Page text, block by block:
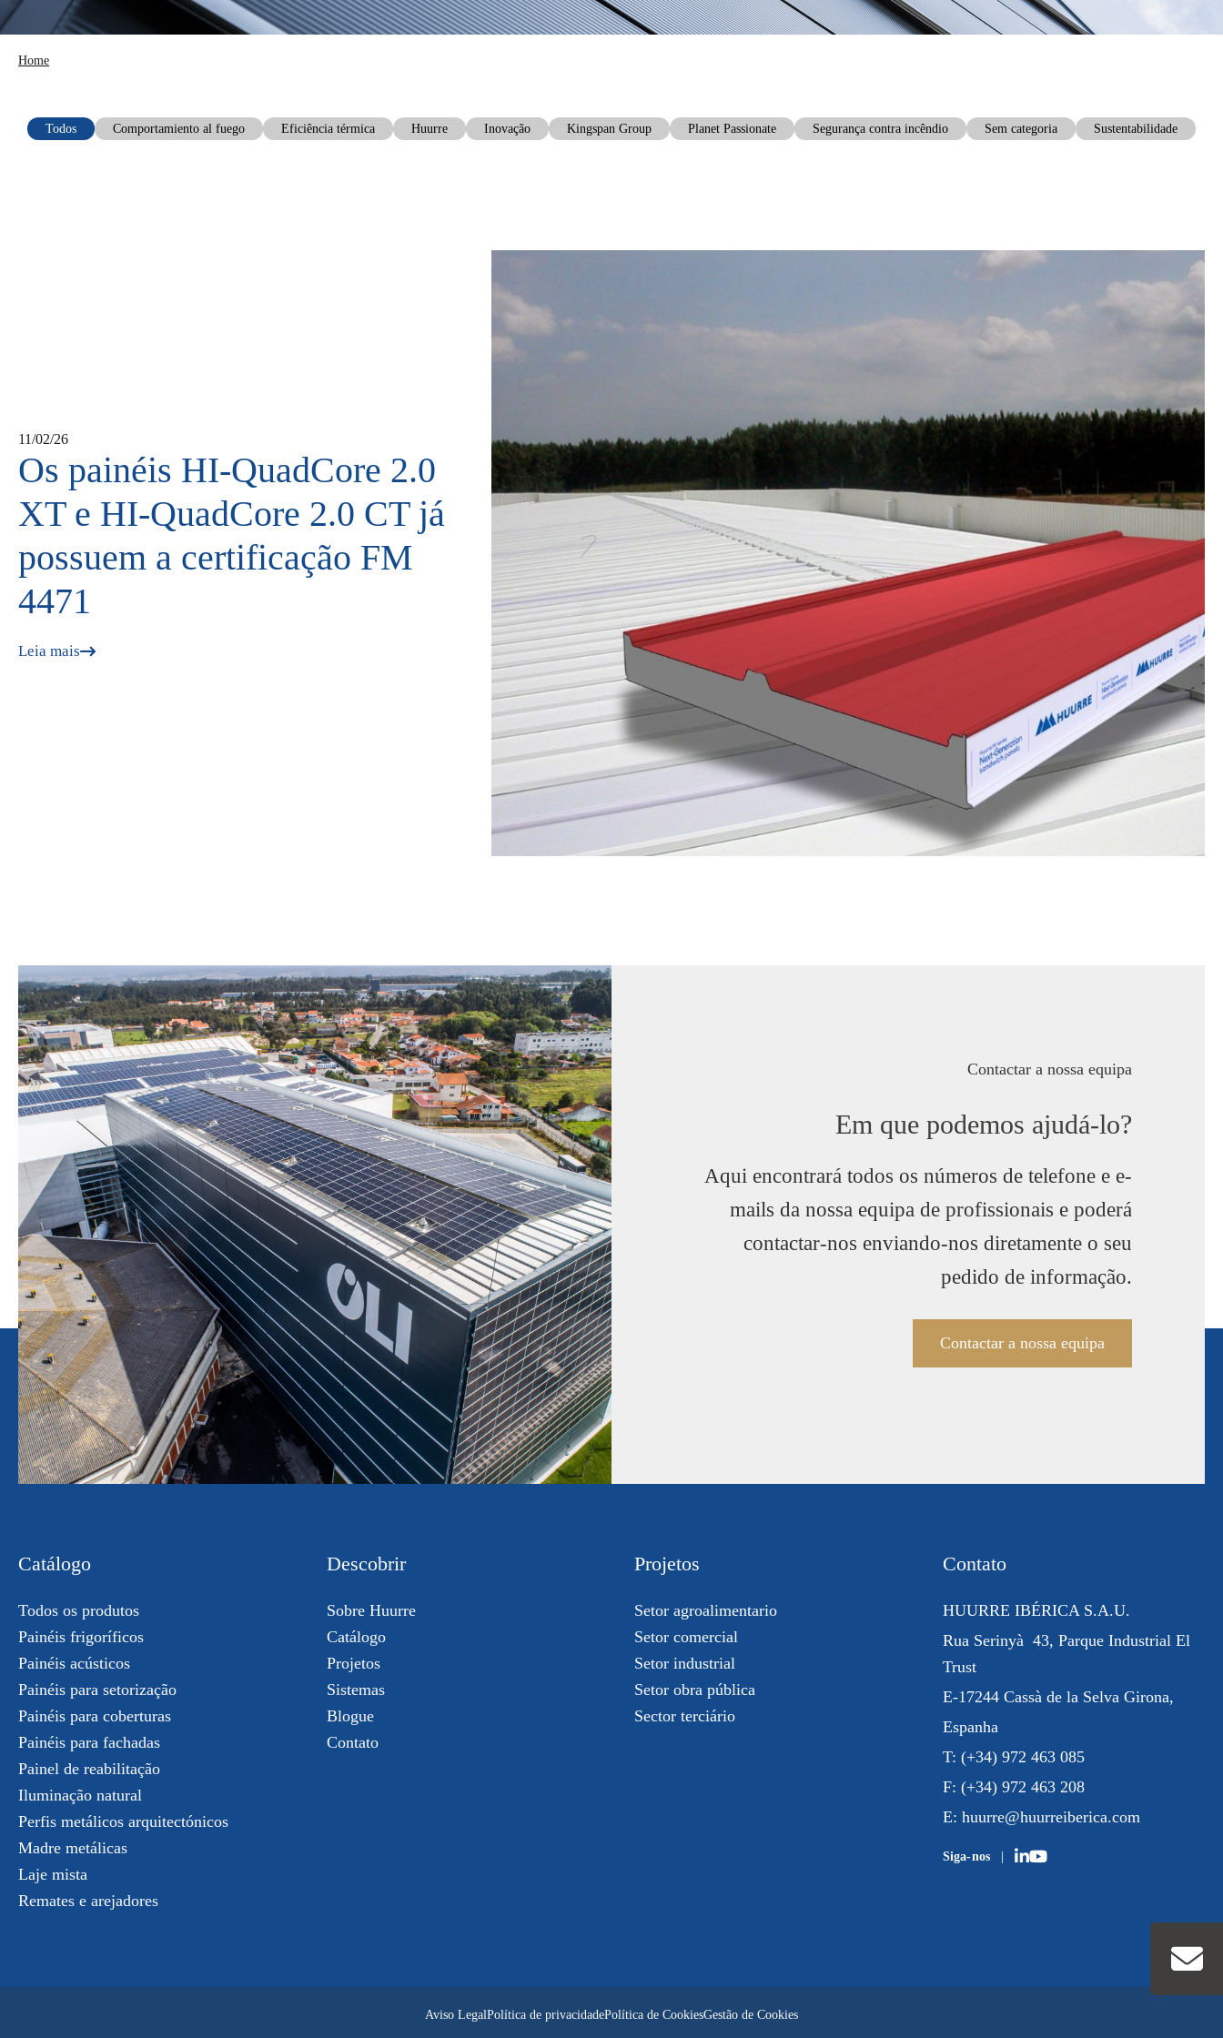
Home
Todos Comportamiento al fuego Eficiência térmica Huurre Inovação Kingspan Group Planet Passionate Segurança contra incêndio Sem categoria Sustentabilidade
11/02/26
Os painéis HI‑QuadCore 2.0
XT e HI‑QuadCore 2.0 CT já
possuem a certificação FM
4471
Leia mais
Contactar a nossa equipa
Em que podemos ajudá-lo?
Aqui encontrará todos os números de telefone e e-
mails da nossa equipa de profissionais e poderá
contactar-nos enviando-nos diretamente o seu
pedido de informação.
Contactar a nossa equipa
Catálogo
Todos os produtos
Painéis frigoríficos
Painéis acústicos
Painéis para setorização
Painéis para coberturas
Painéis para fachadas
Painel de reabilitação
Iluminação natural
Perfis metálicos arquitectónicos
Madre metálicas
Laje mista
Remates e arejadores
Descobrir
Sobre Huurre
Catálogo
Projetos
Sistemas
Blogue
Contato
Projetos
Setor agroalimentario
Setor comercial
Setor industrial
Setor obra pública
Sector terciário
Contato
HUURRE IBÉRICA S.A.U.
Rua Serinyà 43, Parque Industrial El
Trust
E-17244 Cassà de la Selva Girona,
Espanha
T: (+34) 972 463 085
F: (+34) 972 463 208
E: huurre@huurreiberica.com
Siga-nos
Aviso LegalPolítica de privacidadePolítica de CookiesGestão de Cookies